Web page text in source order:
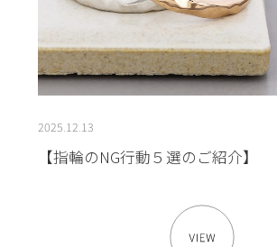
2025.12.13
【指輪のNG行動５選のご紹介】